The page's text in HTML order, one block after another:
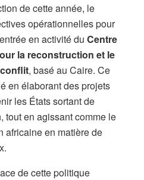
de cette année, le
opérationnelles pour
en activité du Centre
la reconstruction et le
, basé au Caire. Ce
en élaborant des projets
les États sortant de
tout en agissant comme le
africaine en matière de
de cette politique